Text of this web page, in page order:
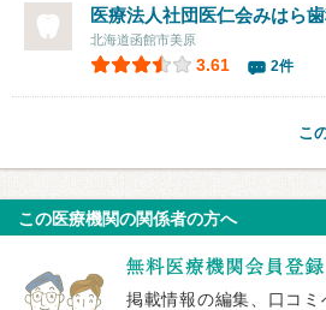
医療法人社団医仁会みはら
北海道函館市美原
3.61 2件
こ
この医療機関の関係者の方へ
掲載情報の編集、口コミ